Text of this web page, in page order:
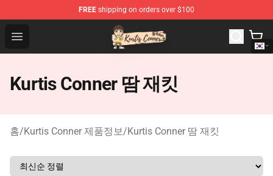
FREE shipping on orders over $100
Open menu
Kurtis Conner Store - Official Kurtis Conner Merchandise
Kurtis Conner 땀 재킷
홈/Kurtis Conner 제품정보/Kurtis Conner 땀 재킷